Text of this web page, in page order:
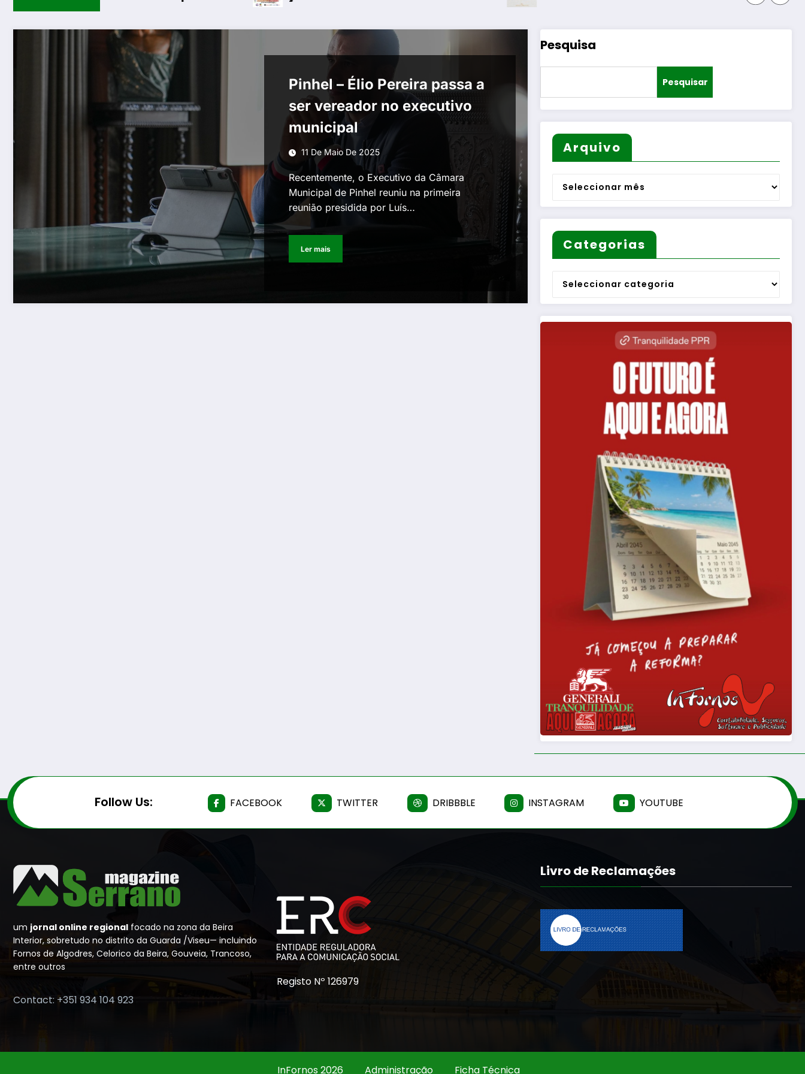
Pinhel – Élio Pereira passa a
ser vereador no executivo
municipal
11 De Maio De 2025
Recentemente, o Executivo da Câmara
Municipal de Pinhel reuniu na primeira
reunião presidida por Luís…
Ler mais
Pesquisa
Pesquisar
Arquivo
Arquivo
Categorias
Categorias
Follow Us: FACEBOOK TWITTER DRIBBBLE INSTAGRAM YOUTUBE
um jornal online regional focado na zona da Beira
Interior, sobretudo no distrito da Guarda /Viseu— incluindo
Fornos de Algodres, Celorico da Beira, Gouveia, Trancoso,
entre outros
Contact: +351 934 104 923
Registo Nº 126979
Livro de Reclamações
InFornos 2026 Administração Ficha Técnica